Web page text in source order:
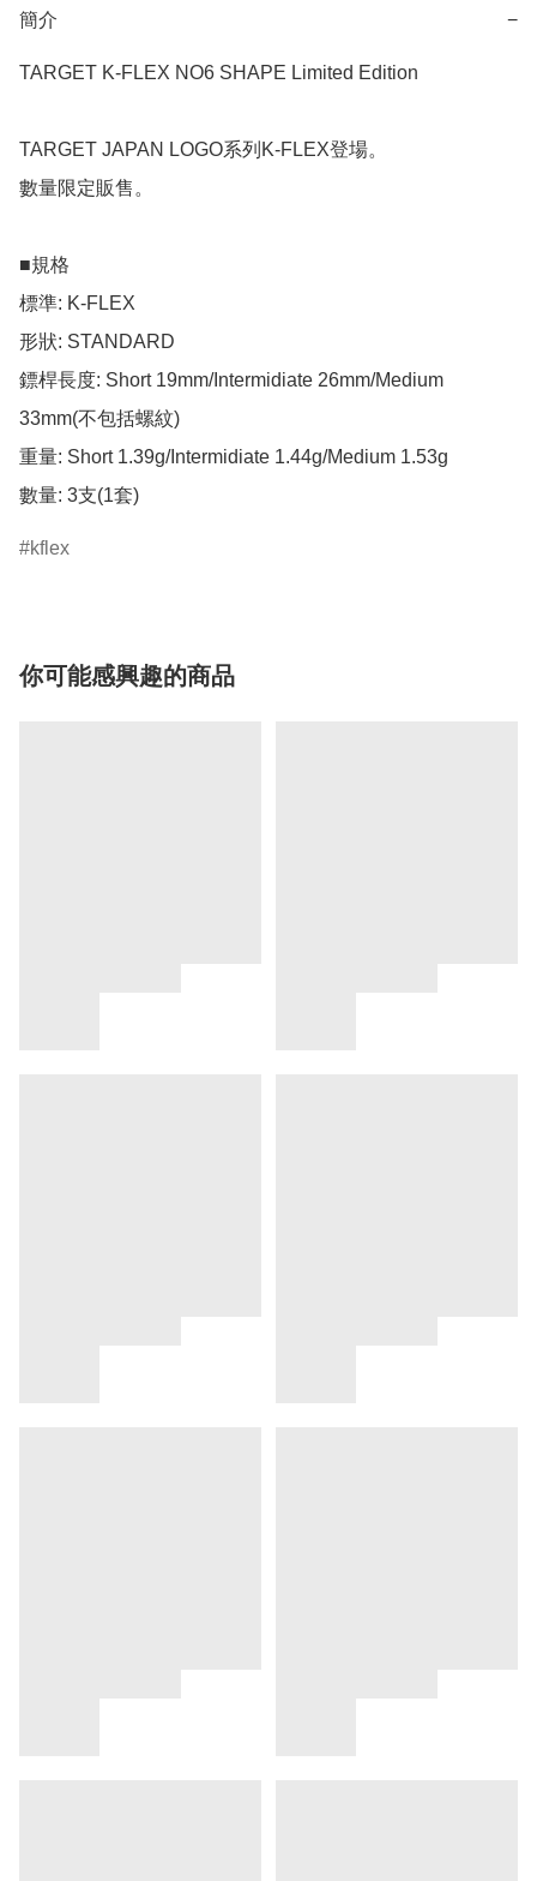
簡介 −
TARGET K-FLEX NO6 SHAPE Limited Edition
TARGET JAPAN LOGO系列K-FLEX登場。
數量限定販售。
■規格
標準: K-FLEX
形狀: STANDARD
鏢桿長度: Short 19mm/Intermidiate 26mm/Medium
33mm(不包括螺紋)
重量: Short 1.39g/Intermidiate 1.44g/Medium 1.53g
數量: 3支(1套)
kflex
你可能感興趣的商品